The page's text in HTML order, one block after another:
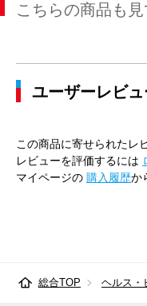
こちらの商品も
ユーザーレビュ
この商品に寄せられたレ
レビューを評価するには
マイページの 購入履歴か
総合TOP ヘルス・